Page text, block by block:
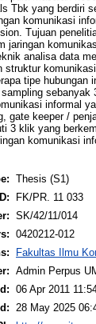
Tbk yang berdiri
komunikasi
Tujuan
jaringan
analisa data
struktur
tipe
sebanyak
informal
gate keeper /
3 klik yang
komunikasi
Thesis (S1)
FK/PR. 11 033
SK/42/11/014
0420212-012
Fakultas Ilmu
Admin Perpus
06 Apr 2011
28 May 2025